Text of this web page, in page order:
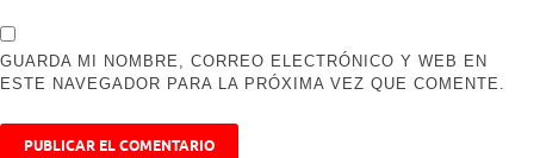
GUARDA MI NOMBRE, CORREO ELECTRÓNICO Y WEB EN
ESTE NAVEGADOR PARA LA PRÓXIMA VEZ QUE COMENTE.